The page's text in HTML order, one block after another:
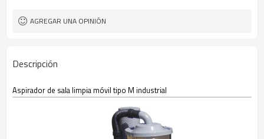
AGREGAR UNA OPINIÓN
Descripción
Aspirador de sala limpia móvil tipo M industrial